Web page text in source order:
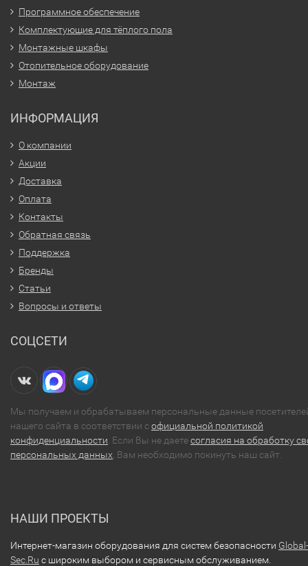
Программное обеспечение
Комплектующие для тёплого пола
Монтажные шкафы
Отопительное оборудование
Монтаж
ИНФОРМАЦИЯ
О компании
Акции
Доставка
Оплата
Контакты
Обратная связь
Поддержка
Бренды
Статьи
Вопросы и ответы
СОЦСЕТИ
Мы получаем и обрабатываем персональные данные
нашего сайта в соответствии софициальной политикой
конфиденциальности . Если Вы не даетесогласия на обработку
персональных данных , Вам необходимо покинуть наш сайт.
НАШИ ПРОЕКТЫ
Интернет-магазин оборудования для систем безопасности Global-
Sec.Ru с широким выбором и сервисным обслуживанием.